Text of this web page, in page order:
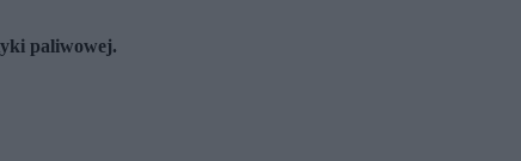
paliwowej.